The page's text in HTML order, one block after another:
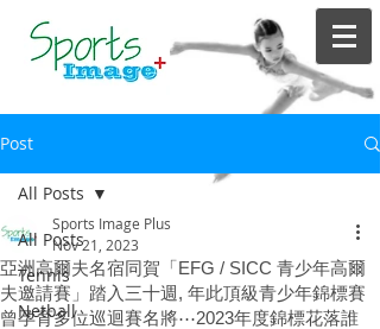
Post
All Posts
Tennis
Netball
All Posts
亞洲高爾夫名宿同賀「EFG / SICC 青少年高爾
夫邀請賽」踏入三十週, 年此頂級青少年錦標賽
曾孕育多位巡迴賽名將⋯2023年度錦標花落誰
Sports Image Plus
Nov 21, 2023